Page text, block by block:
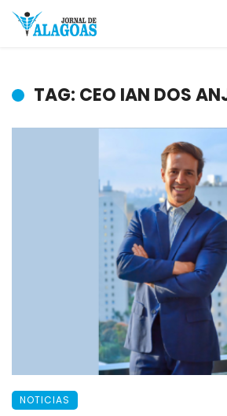
TAG: CEO IAN DOS
NOTICIAS